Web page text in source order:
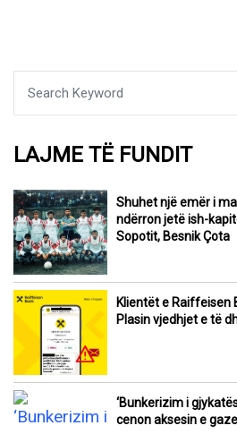
LAJME TË FUNDIT
Shuhet një emër i
ndërron jetë ish-
Sopotit, Besnik Çota
Klientët e Raiffeisen
Plasin vjedhjet e të
‘Bunkerizim i
cenon aksesin e